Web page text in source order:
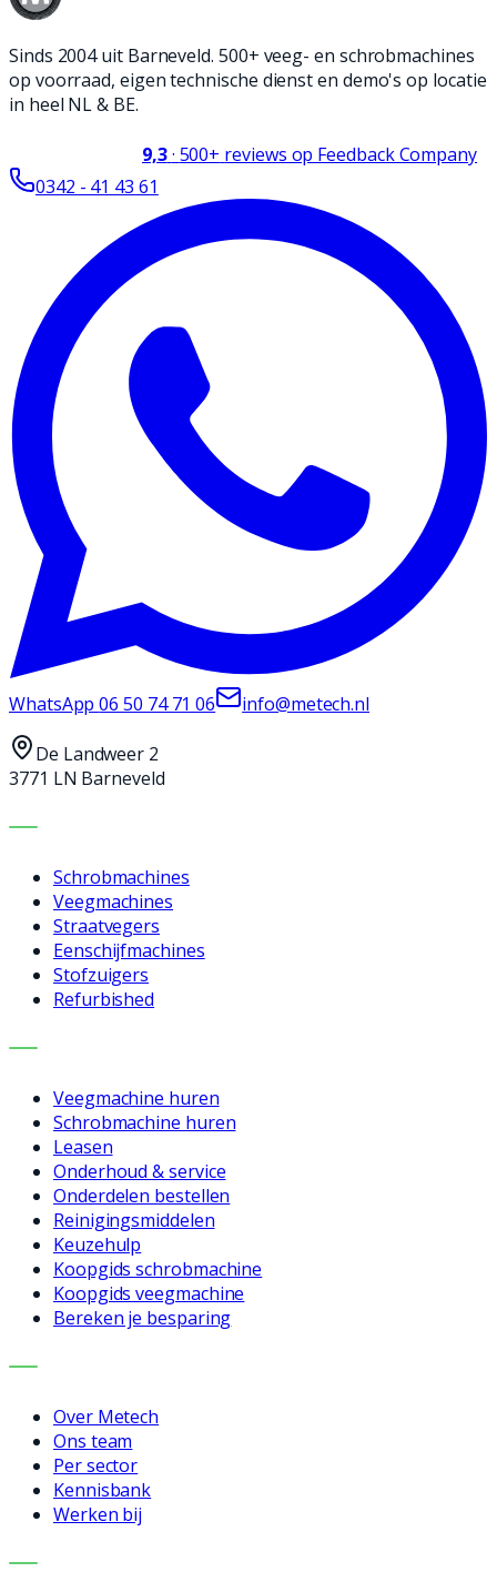
Sinds 2004 uit Barneveld. 500+ veeg- en schrobmachines
op voorraad, eigen technische dienst en demo's op locatie
in heel NL & BE.
9,3· 500+ reviews op Feedback Company
0342 - 41 43 61
WhatsApp06 50 74 71 06 info@metech.nl
De Landweer 2
3771 LN Barneveld
MACHINES
Schrobmachines
Veegmachines
Straatvegers
Eenschijfmachines
Stofzuigers
Refurbished
DIENSTEN
Veegmachine huren
Schrobmachine huren
Leasen
Onderhoud & service
Onderdelen bestellen
Reinigingsmiddelen
Keuzehulp
Koopgids schrobmachine
Koopgids veegmachine
Bereken je besparing
BEDRIJF
Over Metech
Ons team
Per sector
Kennisbank
Werken bij
CONTACT